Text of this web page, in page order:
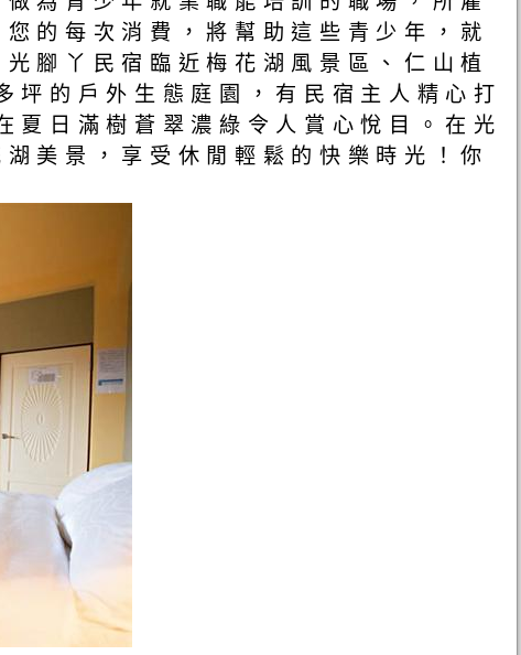
的每次消費，將幫助這些青少年，就
腳丫民宿臨近梅花湖風景區、仁山植
的戶外生態庭園，有民宿主人精心打
日滿樹蒼翠濃綠令人賞心悅目。在光
美景，享受休閒輕鬆的快樂時光！你